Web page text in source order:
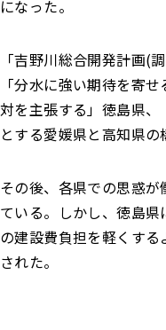
になった。
「吉野川総合開発計画(
「分水に強い期待を寄
対を主張する」徳島県、
とする愛媛県と高知県の
その後、各県での思惑
ている。しかし、徳島
の建設費負担を軽くす
された。